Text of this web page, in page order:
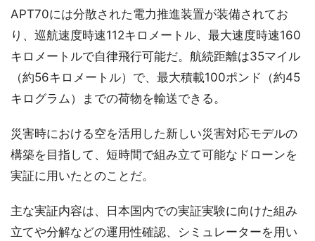
APT70には分散された電力推進装置が装備されてお
り、巡航速度時速112キロメートル、最大速度時速160
キロメートルで自律飛行可能だ。航続距離は35マイル
（約56キロメートル）で、最大積載100ポンド（約45
キログラム）までの荷物を輸送できる。
災害時における空を活用した新しい災害対応モデルの
構築を目指して、短時間で組み立て可能なドローンを
実証に用いたとのことだ。
主な実証内容は、日本国内での実証実験に向けた組み
立てや分解などの運用性確認、シミュレーターを用い